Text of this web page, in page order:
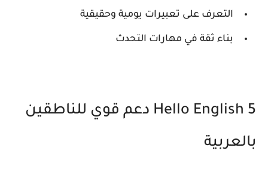
التعرف على تعبيرات يومية وحقيقية
بناء ثقة في مهارات التحدث
5 Hello English دعم قوي للناطقين
بالعربية